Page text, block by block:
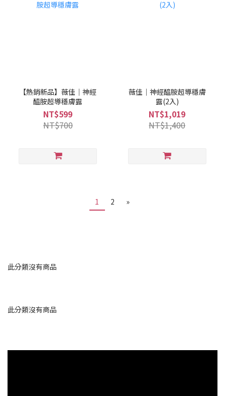
【熱銷新品】薇佳｜神經
醯胺超導穩膚露
NT$599
NT$700
薇佳｜神經醯胺超導穩膚
露(2入)
NT$1,019
NT$1,400
1 2 »
此分類沒有商品
此分類沒有商品